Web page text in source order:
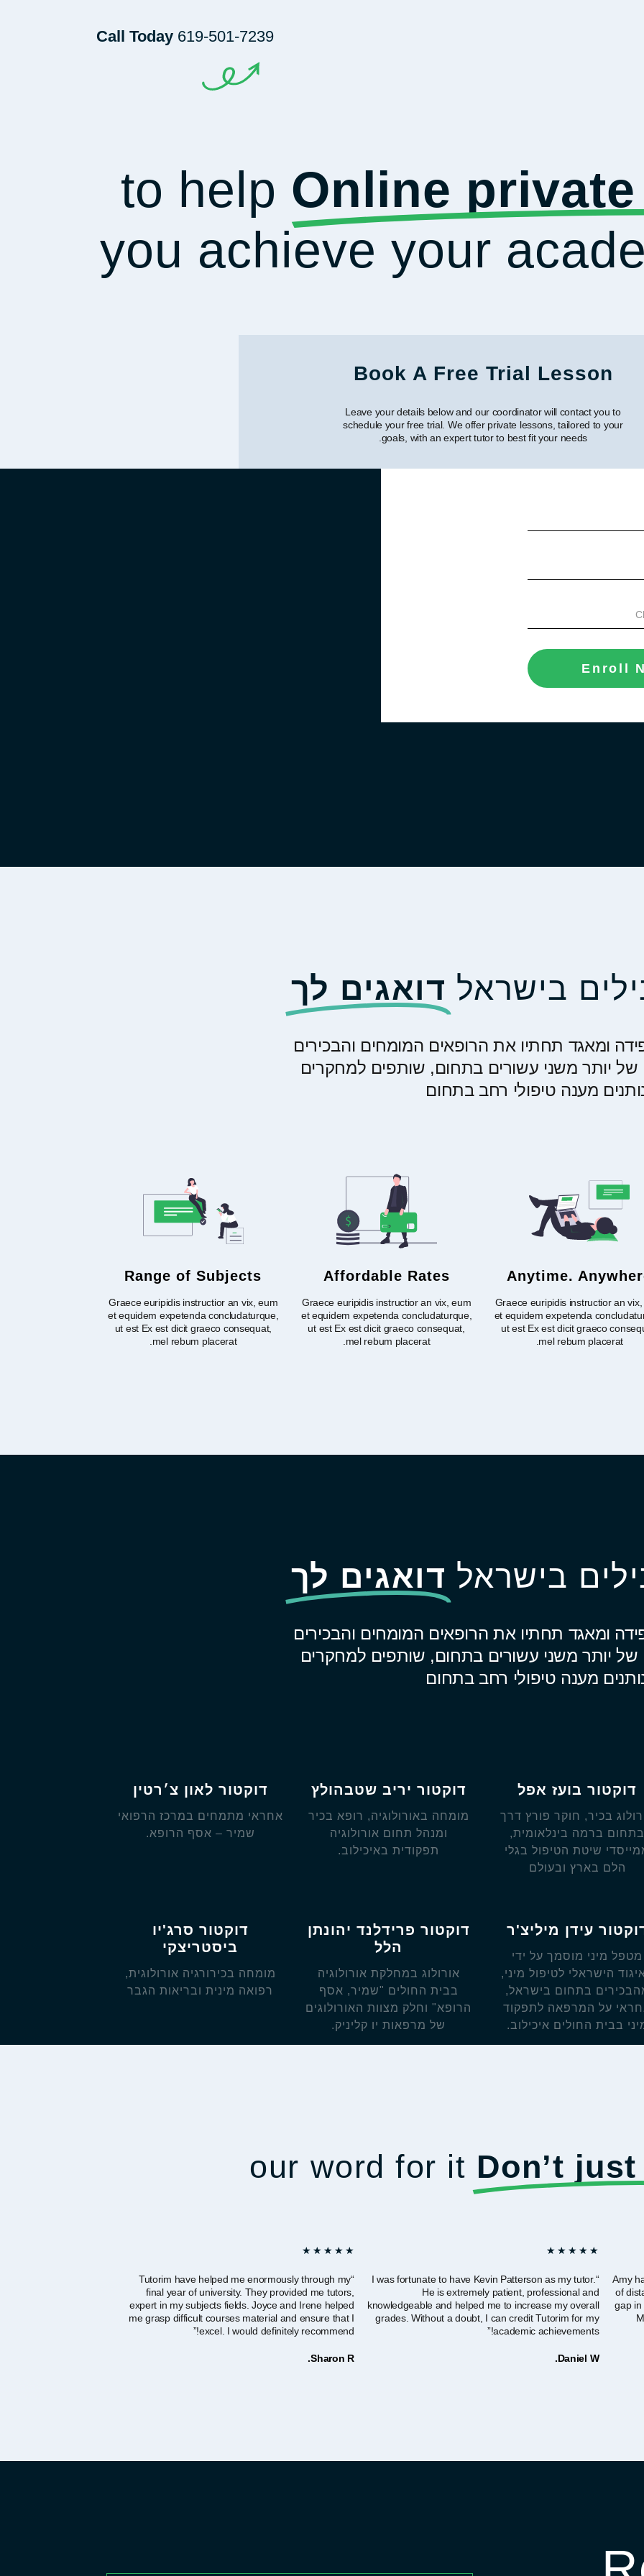
Call Today 619-501-7239
Online
to help
you achieve your
Book A Free Trial Lesson
Leave your details below and our coordinator will contact you to
schedule your free trial. We offer private lessons, tailored to your
goals, with an expert tutor to best fit your needs.
Enroll
בישראל דואגים לך
ומאגד תחתיו את הרופאים המומחים והבכירים
של יותר משני עשורים בתחום, שותפים למחקרים
מענה טיפולי רחב בתחום
Anytime.
Graece euripidis instructior an
et equidem expetenda
ut est Ex est dicit graeco
mel rebum placerat.
Affordable Rates
Graece euripidis instructior an vix, eum
et equidem expetenda concludaturque,
ut est Ex est dicit graeco consequat,
mel rebum placerat.
Range of Subjects
Graece euripidis instructior an vix, eum
et equidem expetenda concludaturque,
ut est Ex est dicit graeco consequat,
mel rebum placerat.
בישראל דואגים לך
ומאגד תחתיו את הרופאים המומחים והבכירים
של יותר משני עשורים בתחום, שותפים למחקרים
מענה טיפולי רחב בתחום
דוקטור בועז אפל
בכיר, חוקר פורץ דרך
ברמה בינלאומית,
שיטת הטיפול בגלי
הלם בארץ ובעולם
דוקטור יריב שטבהולץ
מומחה באורולוגיה, רופא בכיר
ומנהל תחום אורולוגיה
תפקודית באיכילוב.
דוקטור לאון צ׳רטין
אחראי מתמחים במרכז הרפואי
שמיר – אסף הרופא.
עידן מיליצ'ר
מטפל מיני מוסמך על ידי
הישראלי לטיפול מיני,
בתחום בישראל,
על המרפאה לתפקוד
בבית החולים איכילוב.
דוקטור פרידלנד יהונתן
הלל
אורולוג במחלקת אורולוגיה
בבית החולים "שמיר, אסף
הרופא" וחלק מצוות האורולוגים
של מרפאות יו קליניק.
דוקטור סרג'יו
ביסטריצקי
מומחה בכירורגיה אורולוגית,
רפואה מינית ובריאות הגבר
Don’t
our word for it
“Amy
of
gap in
★
★
★
★
★
“I was fortunate to have Kevin Patterson as my tutor.
He is extremely patient, professional and
knowledgeable and helped me to increase my overall
grades. Without a doubt, I can credit Tutorim for my
academic achievements!”
Daniel W.
★
★
★
★
★
“Tutorim have helped me enormously through my
final year of university. They provided me tutors,
expert in my subjects fields. Joyce and Irene helped
me grasp difficult courses material and ensure that I
excel. I would definitely recommend!”
Sharon R.